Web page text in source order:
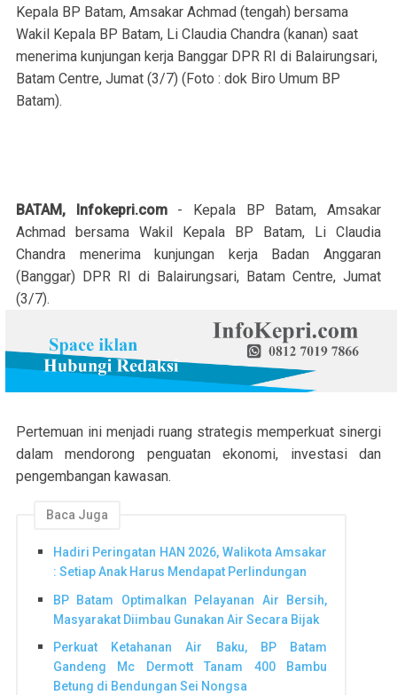
Kepala BP Batam, Amsakar Achmad (tengah) bersama
Wakil Kepala BP Batam, Li Claudia Chandra (kanan) saat
menerima kunjungan kerja Banggar DPR RI di Balairungsari,
Batam Centre, Jumat (3/7) (Foto : dok Biro Umum BP
Batam).
BATAM, Infokepri.com- Kepala BP Batam, Amsakar
Achmad bersama Wakil Kepala BP Batam, Li Claudia
Chandra menerima kunjungan kerja Badan Anggaran
(Banggar) DPR RI di Balairungsari, Batam Centre, Jumat
(3/7).
Pertemuan ini menjadi ruang strategis memperkuat sinergi
dalam mendorong penguatan ekonomi, investasi dan
pengembangan kawasan.
Baca Juga
Hadiri Peringatan HAN 2026, Walikota Amsakar
: Setiap Anak Harus Mendapat Perlindungan
BP Batam Optimalkan Pelayanan Air Bersih,
Masyarakat Diimbau Gunakan Air Secara Bijak
Perkuat Ketahanan Air Baku, BP Batam
Gandeng Mc Dermott Tanam 400 Bambu
Betung di Bendungan Sei Nongsa